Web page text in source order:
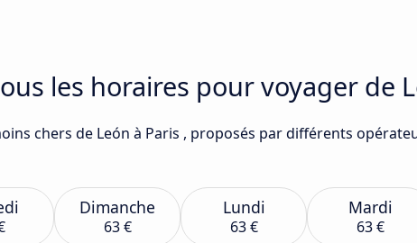
les horaires pour voyager de
chers de León à Paris , proposés par différents
Dimanche
63 €
Lundi
63 €
Mardi
63 €